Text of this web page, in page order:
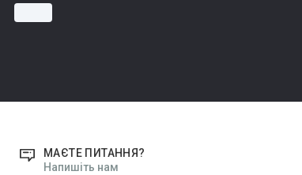
МАЄТЕ ПИТАННЯ?
Напишіть нам